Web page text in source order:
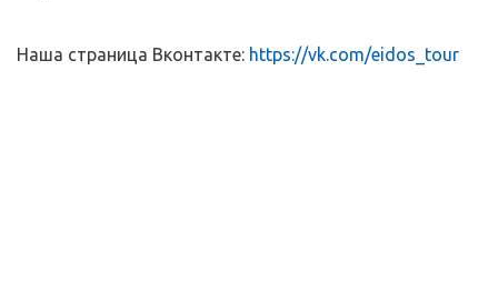
Наша страница Вконтакте: https://vk.com/eidos_tour